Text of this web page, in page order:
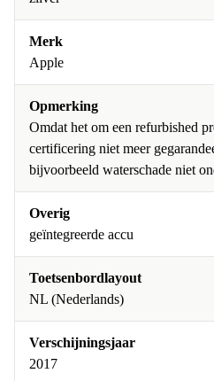
Merk
Apple
Opmerking
Omdat het om een refurbished
certificering niet meer
bijvoorbeeld waterschade niet
Overig
geïntegreerde accu
Toetsenbordlayout
NL (Nederlands)
Verschijningsjaar
2017